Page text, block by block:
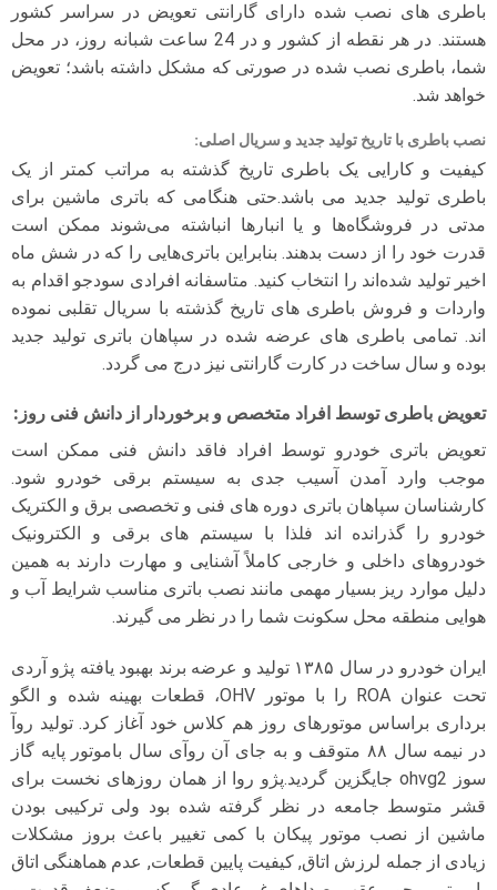
باطری های نصب شده دارای گارانتی تعویض در سراسر کشور
هستند. در هر نقطه از کشور و در 24 ساعت شبانه روز، در محل
شما، باطری نصب شده در صورتی که مشکل داشته باشد؛ تعویض
خواهد شد.
نصب باطری با تاریخ تولید جدید و سریال اصلی:
کیفیت و کارایی یک باطری تاریخ گذشته به مراتب کمتر از یک
باطری تولید جدید می باشد.حتی هنگامی که باتری ماشین برای
مدتی در فروشگاه‌ها و یا انبارها انباشته می‌شوند ممکن است
قدرت خود را از دست بدهند. بنابراین باتری‌هایی را که در شش ماه
اخیر تولید شده‌اند را انتخاب کنید. متاسفانه افرادی سودجو اقدام به
واردات و فروش باطری های تاریخ گذشته با سریال تقلبی نموده
اند. تمامی باطری های عرضه شده در سپاهان باتری تولید جدید
بوده و سال ساخت در کارت گارانتی نیز درج می گردد.
تعویض باطری توسط افراد متخصص و برخوردار از دانش فنی روز :
تعویض باتری خودرو توسط افراد فاقد دانش فنی ممکن است
موجب وارد آمدن آسیب جدی به سیستم برقی خودرو شود.
کارشناسان سپاهان باتری دوره های فنی و تخصصی برق و الکتریک
خودرو را گذرانده اند فلذا با سیستم های برقی و الکترونیک
خودروهای داخلی و خارجی کاملاً آشنایی و مهارت دارند به همین
دلیل موارد ریز بسیار مهمی مانند نصب باتری مناسب شرایط آب و
هوایی منطقه محل سکونت شما را در نظر می گیرند.
ایران خودرو در سال ۱۳۸۵ تولید و عرضه برند بهبود یافته پژو آردی
تحت عنوان ROA را با موتور OHV، قطعات بهینه شده و الگو
برداری براساس موتورهای روز هم کلاس خود آغاز کرد. تولید روآ
در نیمه سال ۸۸ متوقف و به جای آن روآی سال باموتور پایه گاز
سوز ohvg2 جایگزین گردید.پژو روا از همان روزهای نخست برای
قشر متوسط جامعه در نظر گرفته شده بود ولی ترکیبی بودن
ماشین از نصب موتور پیکان با کمی تغییر باعث بروز مشکلات
زیادی از جمله لرزش اتاق, کیفیت پایین قطعات, عدم هماهنگی اتاق